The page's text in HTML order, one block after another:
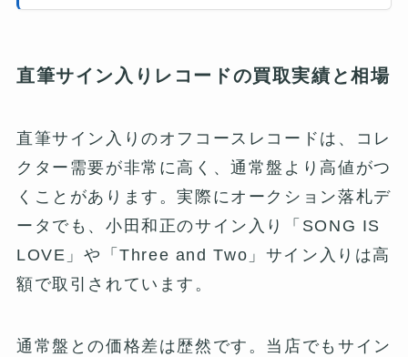
直筆サイン入りレコードの買取実績と相場
直筆サイン入りのオフコースレコードは、コレ
クター需要が非常に高く、通常盤より高値がつ
くことがあります。実際にオークション落札デ
ータでも、小田和正のサイン入り「SONG IS
LOVE」や「Three and Two」サイン入りは高
額で取引されています。
通常盤との価格差は歴然です。当店でもサイン